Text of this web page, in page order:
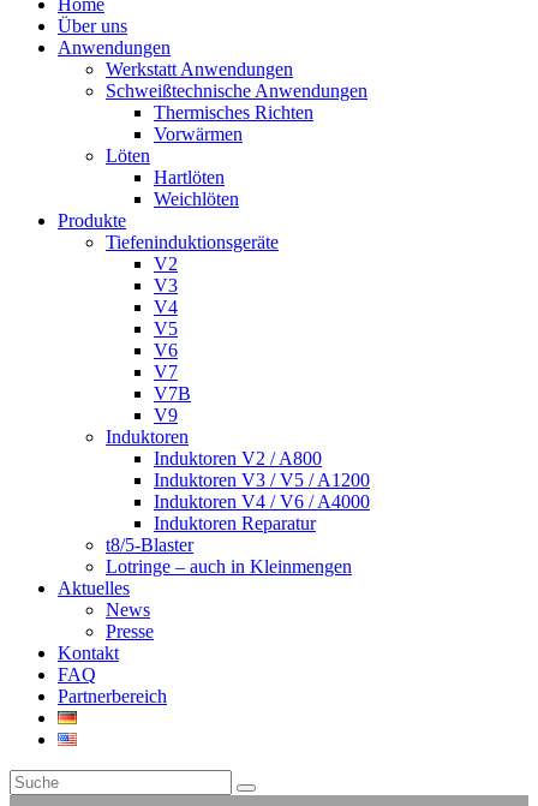
Home
Über uns
Anwendungen
Werkstatt Anwendungen
Schweißtechnische Anwendungen
Thermisches Richten
Vorwärmen
Löten
Hartlöten
Weichlöten
Produkte
Tiefeninduktionsgeräte
V2
V3
V4
V5
V6
V7
V7B
V9
Induktoren
Induktoren V2 / A800
Induktoren V3 / V5 / A1200
Induktoren V4 / V6 / A4000
Induktoren Reparatur
t8/5-Blaster
Lotringe – auch in Kleinmengen
Aktuelles
News
Presse
Kontakt
FAQ
Partnerbereich